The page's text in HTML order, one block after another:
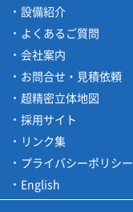
設備紹介
よくあるご質問
会社案内
お問合せ・見積依頼
超精密立体地図
採用サイト
リンク集
プライバシーポリシー
English